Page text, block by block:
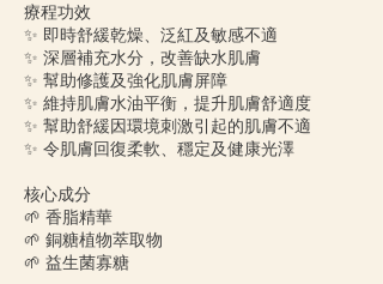
療程功效
✨ 即時舒緩乾燥、泛紅及敏感不適
✨ 深層補充水分，改善缺水肌膚
✨ 幫助修護及強化肌膚屏障
✨ 維持肌膚水油平衡，提升肌膚舒適度
✨ 幫助舒緩因環境刺激引起的肌膚不適
✨ 令肌膚回復柔軟、穩定及健康光澤
核心成分
🌱 香脂精華
🌱 銅糖植物萃取物
🌱 益生菌寡糖